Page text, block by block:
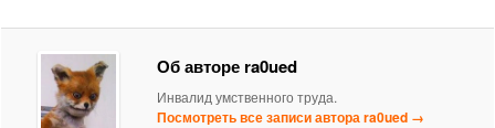
Об авторе ra0ued
Инвалид умственного труда.
Посмотреть все записи автора ra0ued →